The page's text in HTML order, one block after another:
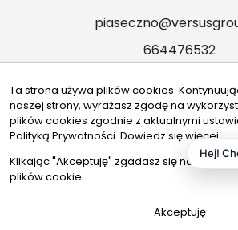
664476532
Znajdziesz nas tu
© 2026 Wszystkie prawa zastrzeżone
nieruchomości -
Ta strona używa plików cookies.
naszej strony, wyrażasz zgodę na
plików cookies zgodnie z aktualnymi
Polityką Prywatności. Dowiedz się więcej
Klikając "Akceptuję" zgadasz się na
plików cookie.
Akceptuję
Hej!